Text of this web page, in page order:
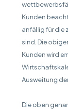
Kunden
anfällig für die
sind. Die
Kunden wird
Ausweitung
Die oben